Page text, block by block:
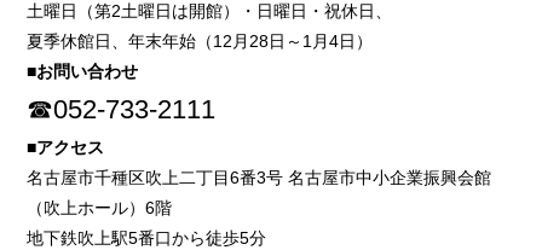
土曜日（第2土曜日は開館）・日曜日・祝休日、
夏季休館日、年末年始（12月28日～1月4日）
■お問い合わせ
☎052-733-2111
■アクセス
名古屋市千種区吹上二丁目6番3号 名古屋市中小企業振興会館
（吹上ホール）6階
地下鉄吹上駅5番口から徒歩5分